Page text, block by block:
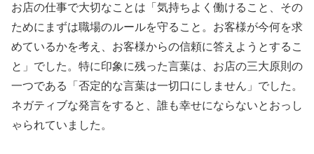
お店の仕事で大切なことは「気持ちよく働けること、その
ためにまずは職場のルールを守ること。お客様が今何を求
めているかを考え、お客様からの信頼に答えようとするこ
と」でした。特に印象に残った言葉は、お店の三大原則の
一つである「否定的な言葉は一切口にしません」でした。
ネガティブな発言をすると、誰も幸せにならないとおっし
ゃられていました。